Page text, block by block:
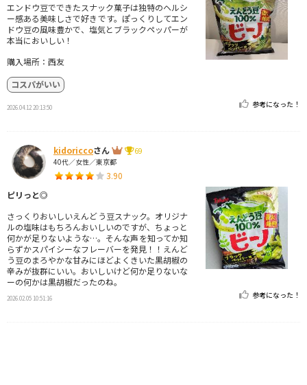
エンドウ豆でできたスナック菓子は独特のヘルシ
ー感ある美味しさで好きです。ぽっくりしてエン
ドウ豆の風味豊かで、塩気とブラックペッパーが
本当においしい！
購入場所：西友
コスパがいい
2026.04.12 20:13:50 参考になった！
kidoriccoさん
69
40代／女性／東京都
3.90
ピリっと◎
さっくりおいしいえんどう豆スナック。オリジナ
ルの塩味はもちろんおいしいのですが、ちょっと
何かが足りないような…。そんな声を知ってか知
らずかスパイシーなフレーバーを発見！！えんど
う豆のまろやかな甘みにほどよくきいた黒胡椒の
辛みが抜群にいい。おいしいけど何か足りないな
ーの何かは黒胡椒だったのね。
2026.02.05 10:51:16 参考になった！